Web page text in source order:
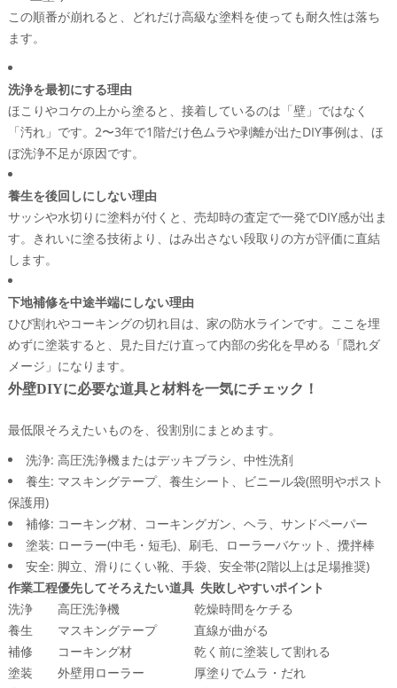
この順番が崩れると、どれだけ高級な塗料を使っても耐久性は落ち
ます。
洗浄を最初にする理由
ほこりやコケの上から塗ると、接着しているのは「壁」ではなく
「汚れ」です。2〜3年で1階だけ色ムラや剥離が出たDIY事例は、ほ
ぼ洗浄不足が原因です。
養生を後回しにしない理由
サッシや水切りに塗料が付くと、売却時の査定で一発でDIY感が出ま
す。きれいに塗る技術より、はみ出さない段取りの方が評価に直結
します。
下地補修を中途半端にしない理由
ひび割れやコーキングの切れ目は、家の防水ラインです。ここを埋
めずに塗装すると、見た目だけ直って内部の劣化を早める「隠れダ
メージ」になります。
外壁DIYに必要な道具と材料を一気にチェック！
最低限そろえたいものを、役割別にまとめます。
洗浄: 高圧洗浄機またはデッキブラシ、中性洗剤
養生: マスキングテープ、養生シート、ビニール袋(照明やポスト
保護用)
補修: コーキング材、コーキングガン、ヘラ、サンドペーパー
塗装: ローラー(中毛・短毛)、刷毛、ローラーバケット、攪拌棒
安全: 脚立、滑りにくい靴、手袋、安全帯(2階以上は足場推奨)
作業工程優先してそろえたい道具 失敗しやすいポイント
洗浄
高圧洗浄機
乾燥時間をケチる
養生
マスキングテープ
直線が曲がる
補修
コーキング材
乾く前に塗装して割れる
塗装
外壁用ローラー 厚塗りでムラ・だれ